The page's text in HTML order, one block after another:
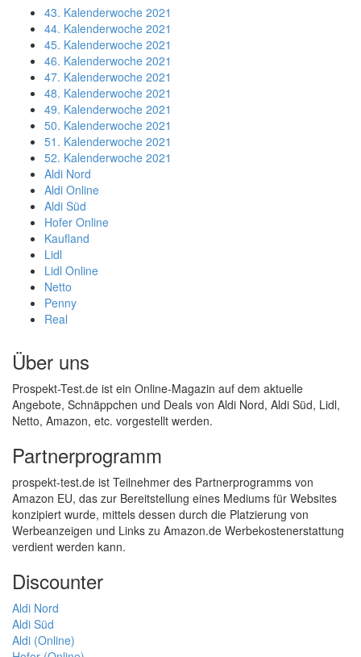
43. Kalenderwoche 2021
44. Kalenderwoche 2021
45. Kalenderwoche 2021
46. Kalenderwoche 2021
47. Kalenderwoche 2021
48. Kalenderwoche 2021
49. Kalenderwoche 2021
50. Kalenderwoche 2021
51. Kalenderwoche 2021
52. Kalenderwoche 2021
Aldi Nord
Aldi Online
Aldi Süd
Hofer Online
Kaufland
Lidl
Lidl Online
Netto
Penny
Real
Über uns
Prospekt-Test.de ist ein Online-Magazin auf dem aktuelle
Angebote, Schnäppchen und Deals von Aldi Nord, Aldi Süd, Lidl,
Netto, Amazon, etc. vorgestellt werden.
Partnerprogramm
prospekt-test.de ist Teilnehmer des Partnerprogramms von
Amazon EU, das zur Bereitstellung eines Mediums für Websites
konzipiert wurde, mittels dessen durch die Platzierung von
Werbeanzeigen und Links zu Amazon.de Werbekostenerstattung
verdient werden kann.
Discounter
Aldi Nord
Aldi Süd
Aldi (Online)